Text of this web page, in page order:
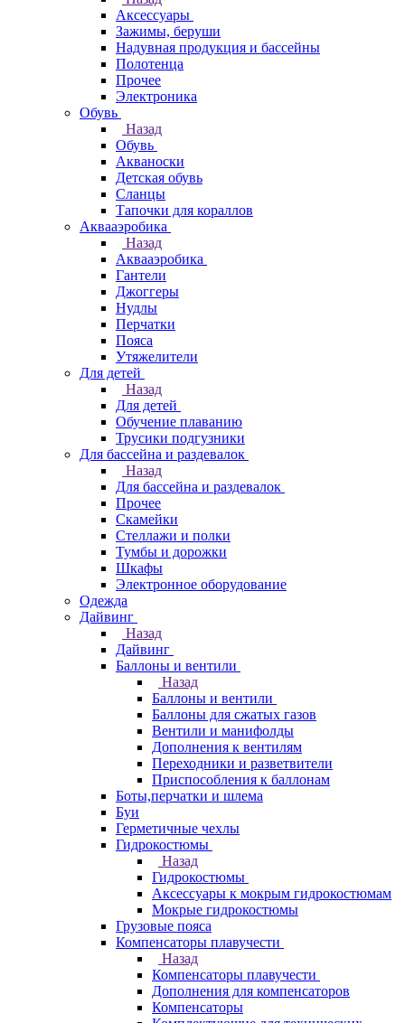
Аксессуары
Зажимы, беруши
Надувная продукция и бассейны
Полотенца
Прочее
Электроника
Обувь
Назад
Обувь
Акваноски
Детская обувь
Сланцы
Тапочки для кораллов
Аквааэробика
Назад
Аквааэробика
Гантели
Джоггеры
Нудлы
Перчатки
Пояса
Утяжелители
Для детей
Назад
Для детей
Обучение плаванию
Трусики подгузники
Для бассейна и раздевалок
Назад
Для бассейна и раздевалок
Прочее
Скамейки
Стеллажи и полки
Тумбы и дорожки
Шкафы
Электронное оборудование
Одежда
Дайвинг
Назад
Дайвинг
Баллоны и вентили
Назад
Баллоны и вентили
Баллоны для сжатых газов
Вентили и манифолды
Дополнения к вентилям
Переходники и разветвители
Приспособления к баллонам
Боты,перчатки и шлема
Буи
Герметичные чехлы
Гидрокостюмы
Назад
Гидрокостюмы
Аксессуары к мокрым гидрокостюмам
Мокрые гидрокостюмы
Грузовые пояса
Компенсаторы плавучести
Назад
Компенсаторы плавучести
Дополнения для компенсаторов
Компенсаторы